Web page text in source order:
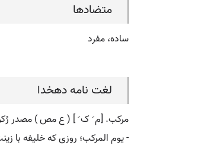
متضادها
ساده، مفرد
لغت نامه دهخدا
مرکب. [م َ ک َ ] ( ع مص ) مصدر رُکوب
- یوم المرکب؛ روزی که خلیفه با